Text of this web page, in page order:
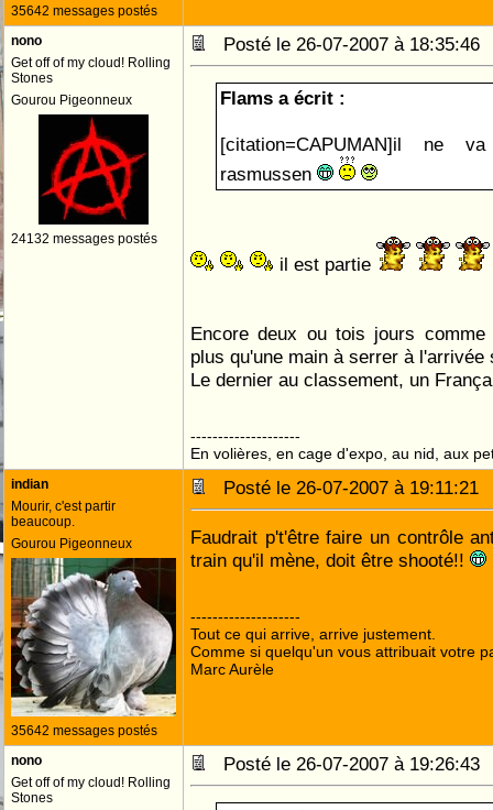
35642 messages postés
nono
Get off of my cloud! Rolling
Stones
Gourou Pigeonneux
24132 messages postés
Posté le 26-07-2007 à
Flams a écrit :
[citation=CAPUMAN]il ne
rasmussen
il est partie
Encore deux ou tois jours
plus qu'une main à serrer à
Le dernier au classement, un
--------------------
En volières, en cage d'expo, au nid, aux
indian
Mourir, c'est partir
beaucoup.
Gourou Pigeonneux
35642 messages postés
Posté le 26-07-2007 à
Faudrait p't'être faire un contrôle
train qu'il mène, doit être shooté!!
--------------------
Tout ce qui arrive, arrive justement.
Comme si quelqu'un vous attribuait votre
Marc Aurèle
nono
Get off of my cloud! Rolling
Stones
Posté le 26-07-2007 à